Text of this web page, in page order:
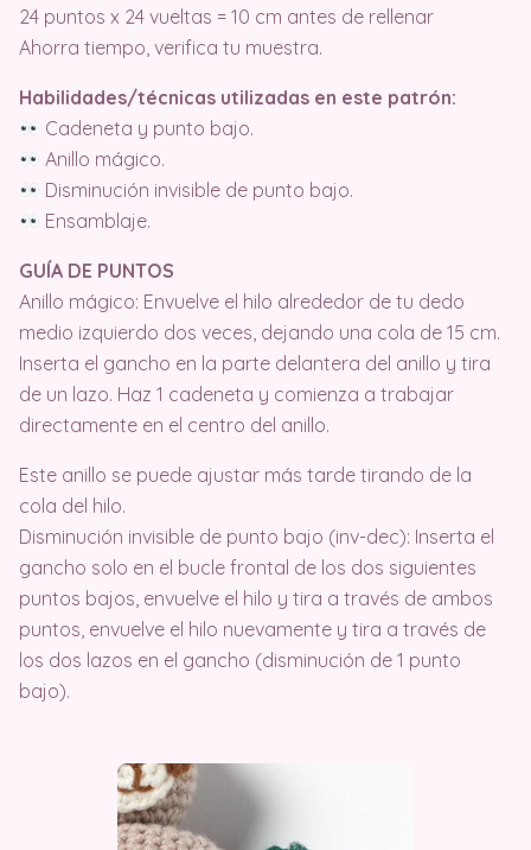
24 puntos x 24 vueltas = 10 cm antes de rellenar
Ahorra tiempo, verifica tu muestra.
Habilidades/técnicas utilizadas en este patrón:
Cadeneta y punto bajo.
Anillo mágico.
Disminución invisible de punto bajo.
Ensamblaje.
GUÍA DE PUNTOS
Anillo mágico: Envuelve el hilo alrededor de tu dedo
medio izquierdo dos veces, dejando una cola de 15 cm.
Inserta el gancho en la parte delantera del anillo y tira
de un lazo. Haz 1 cadeneta y comienza a trabajar
directamente en el centro del anillo.
Este anillo se puede ajustar más tarde tirando de la
cola del hilo.
Disminución invisible de punto bajo (inv-dec): Inserta el
gancho solo en el bucle frontal de los dos siguientes
puntos bajos, envuelve el hilo y tira a través de ambos
puntos, envuelve el hilo nuevamente y tira a través de
los dos lazos en el gancho (disminución de 1 punto
bajo).